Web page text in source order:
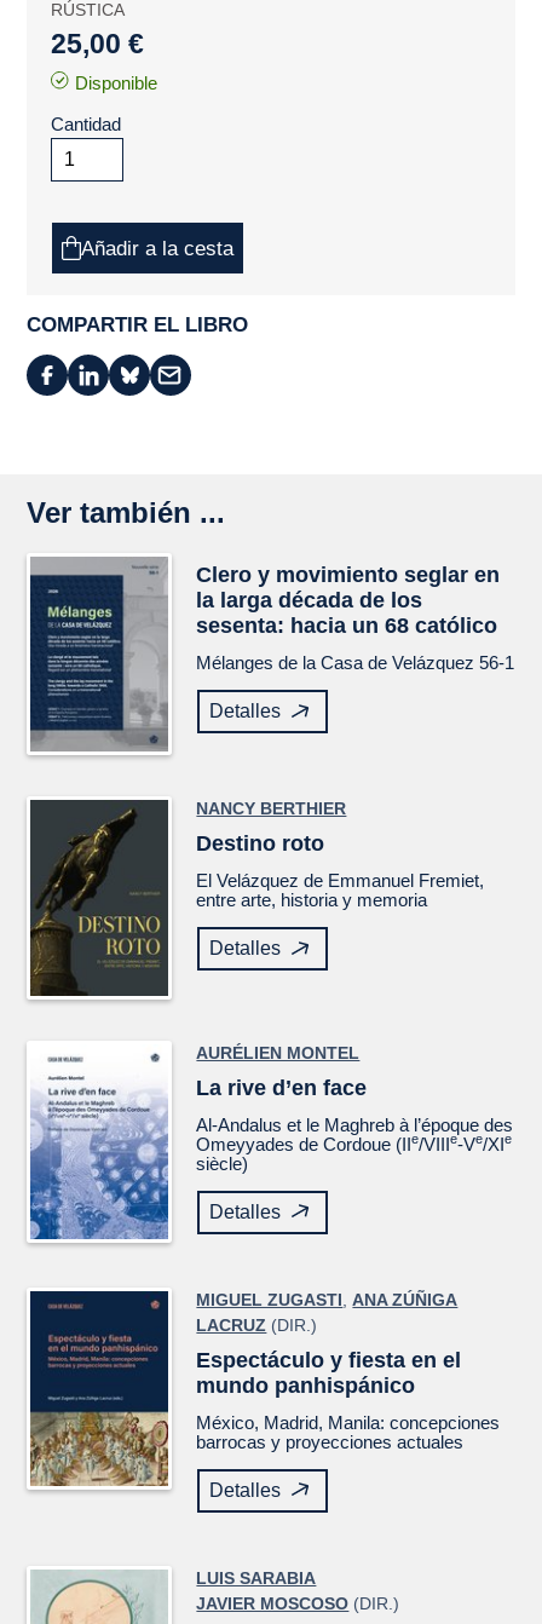
RÚSTICA
25,00 €
Disponible
Cantidad
Añadir a la cesta
COMPARTIR EL LIBRO
Ver también ...
Clero y movimiento seglar en
la larga década de los
sesenta: hacia un 68 católico
Mélanges de la Casa de Velázquez 56-1
Detalles
NANCY BERTHIER
Destino roto
ElVelázquez de Emmanuel Fremiet,
entre arte, historia y memoria
Detalles
AURÉLIEN MONTEL
La rive d’en face
Al-Andalus et le Maghreb à l’époque des
Omeyyades de Cordoue (IIe/VIIIe-Ve/XIe
siècle)
Detalles
MIGUEL ZUGASTI ,ANA ZÚÑIGA
LACRUZ (DIR.)
Espectáculo y fiesta en el
mundo panhispánico
México, Madrid, Manila: concepciones
barrocas y proyecciones actuales
Detalles
LUIS SARABIA
JAVIER MOSCOSO (DIR.)